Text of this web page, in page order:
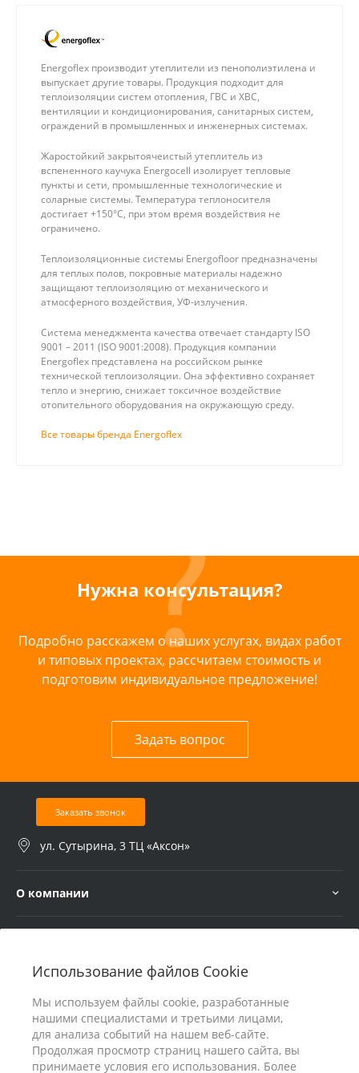
Использование файлов Cookie
Мы используем файлы cookie, разработанные
нашими специалистами и третьими лицами,
для анализа событий на нашем веб-сайте.
Продолжая просмотр страниц нашего сайта, вы
принимаете условия его использования. Более
Energoflex производит утеплители из пенополиэтилена и
выпускает другие товары. Продукция подходит для
теплоизоляции систем отопления, ГВС и ХВС,
вентиляции и кондиционирования, санитарных систем,
ограждений в промышленных и инженерных системах.
Жаростойкий закрытоячеистый утеплитель из
вспененного каучука Energocell изолирует тепловые
пункты и сети, промышленные технологические и
соларные системы. Температура теплоносителя
достигает +150°С, при этом время воздействия не
ограничено.
Теплоизоляционные системы Energofloor предназначены
для теплых полов, покровные материалы надежно
защищают теплоизоляцию от механического и
атмосферного воздействия, УФ-излучения.
Система менеджмента качества отвечает стандарту ISO
9001 – 2011 (ISO 9001:2008). Продукция компании
Energoflex представлена на российском рынке
технической теплоизоляции. Она эффективно сохраняет
тепло и энергию, снижает токсичное воздействие
отопительного оборудования на окружающую среду.
Все товары бренда Energoflex
Нужна консультация?
Подробно расскажем о наших услугах, видах работ
и типовых проектах, рассчитаем стоимость и
подготовим индивидуальное предложение!
Задать вопрос
Заказать звонок
ул. Сутырина, 3 ТЦ «Аксон»
О компании